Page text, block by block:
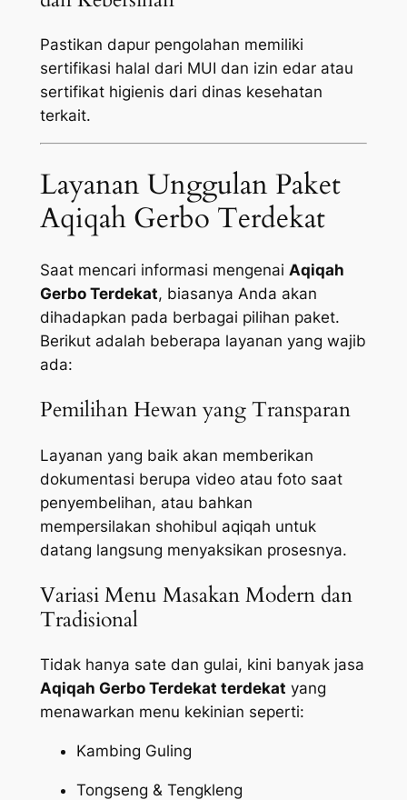
Pastikan dapur pengolahan memiliki
sertifikasi halal dari MUI dan izin edar atau
sertifikat higienis dari dinas kesehatan
terkait.
Layanan Unggulan Paket
Aqiqah Gerbo Terdekat
Saat mencari informasi mengenai Aqiqah
Gerbo Terdekat, biasanya Anda akan
dihadapkan pada berbagai pilihan paket.
Berikut adalah beberapa layanan yang wajib
ada:
Pemilihan Hewan yang Transparan
Layanan yang baik akan memberikan
dokumentasi berupa video atau foto saat
penyembelihan, atau bahkan
mempersilakan shohibul aqiqah untuk
datang langsung menyaksikan prosesnya.
Variasi Menu Masakan Modern dan
Tradisional
Tidak hanya sate dan gulai, kini banyak jasa
Aqiqah Gerbo Terdekat terdekat yang
menawarkan menu kekinian seperti:
Kambing Guling
Tongseng & Tengkleng